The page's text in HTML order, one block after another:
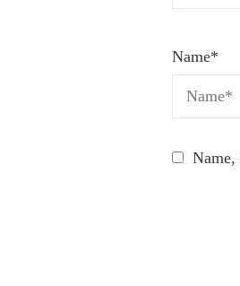
Name*
Name,